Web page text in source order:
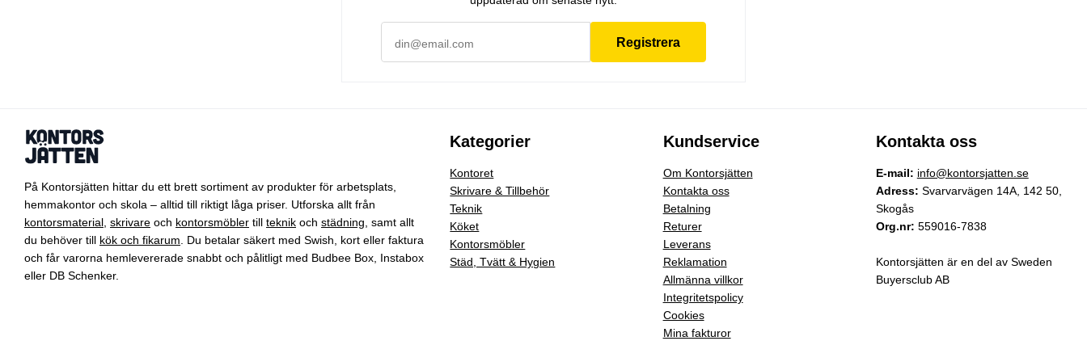
Registrera
På Kontorsjätten hittar du ett brett sortiment av produkter för arbetsplats,
hemmakontor och skola – alltid till riktigt låga priser. Utforska allt från
kontorsmaterial skrivare och kontorsmöbler till teknik och städning , samt allt
du behöver till kök och fikarum . Du betalar säkert med Swish, kort eller faktura
och får varorna hemlevererade snabbt och pålitligt med Budbee Box, Instabox
eller DB Schenker.
Kategorier
Kontoret
Skrivare & Tillbehör
Teknik
Köket
Kontorsmöbler
Städ, Tvätt & Hygien
Kundservice
Om Kontorsjätten
Kontakta oss
Betalning
Returer
Leverans
Reklamation
Allmänna villkor
Integritetspolicy
Cookies
Mina fakturor
Kontakta oss
E-mail: info@kontorsjatten.se
Adress: Svarvarvägen 14A, 142 50,
Skogås
Org.nr: 559016-7838
Kontorsjätten är en del av Sweden
Buyersclub AB